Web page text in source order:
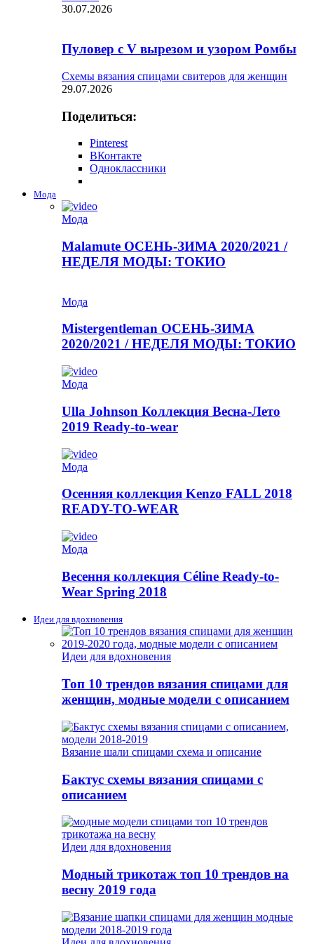
30.07.2026
Пуловер с V вырезом и узором Ромбы
Схемы вязания спицами свитеров для женщин
29.07.2026
Поделиться:
Pinterest
ВКонтакте
Одноклассники
Мода
Мода
Malamute ОСЕНЬ-ЗИМА 2020/2021 /
НЕДЕЛЯ МОДЫ: ТОКИО
Мода
Mistergentleman ОСЕНЬ-ЗИМА
2020/2021 / НЕДЕЛЯ МОДЫ: ТОКИО
Мода
Ulla Johnson Коллекция Весна-Лето
2019 Ready-to-wear
Мода
Осенняя коллекция Kenzo FALL 2018
READY-TO-WEAR
Мода
Весення коллекция Céline Ready-to-
Wear Spring 2018
Идеи для вдохновения
Идеи для вдохновения
Топ 10 трендов вязания спицами для
женщин, модные модели с описанием
Вязание шали спицами схема и описание
Бактус схемы вязания спицами с
описанием
Идеи для вдохновения
Модный трикотаж топ 10 трендов на
весну 2019 года